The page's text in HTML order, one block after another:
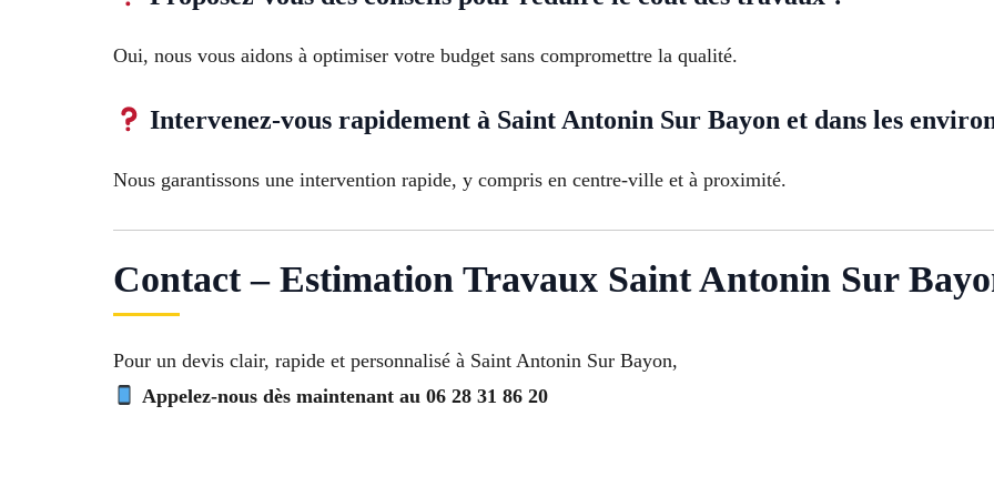
Oui, nous vous aidons à optimiser votre budget sans compromettre la qualité.
Intervenez-vous rapidement à Saint Antonin Sur Bayon et dans les
Nous garantissons une intervention rapide, y compris en centre-ville et à proximité.
Contact – Estimation Travaux Saint Antonin Sur
Pour un devis clair, rapide et personnalisé à Saint Antonin Sur Bayon,
Appelez-nous dès maintenant au 06 28 31 86 20